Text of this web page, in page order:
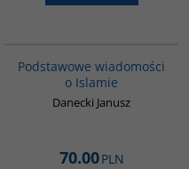
Podstawowe wiadomości
o Islamie
Danecki Janusz
70.00PLN